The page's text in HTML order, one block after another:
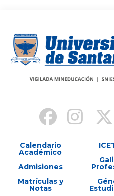
Calendario
Académico
Admisiones
Matrículas y
Notas